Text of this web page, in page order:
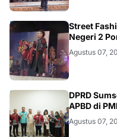
JATIM
Street
Negeri 2
Agustus 07,
ANEWS
DPRD
APBD di
Agustus 07,